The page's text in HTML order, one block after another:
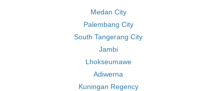
Medan City
Palembang City
South Tangerang City
Jambi
Lhokseumawe
Adiwerna
Kuningan Regency